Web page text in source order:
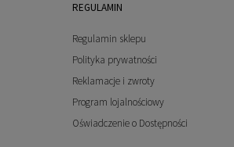
REGULAMIN
Regulamin sklepu
Polityka prywatności
Reklamacje i zwroty
Program lojalnościowy
Oświadczenie o Dostępności